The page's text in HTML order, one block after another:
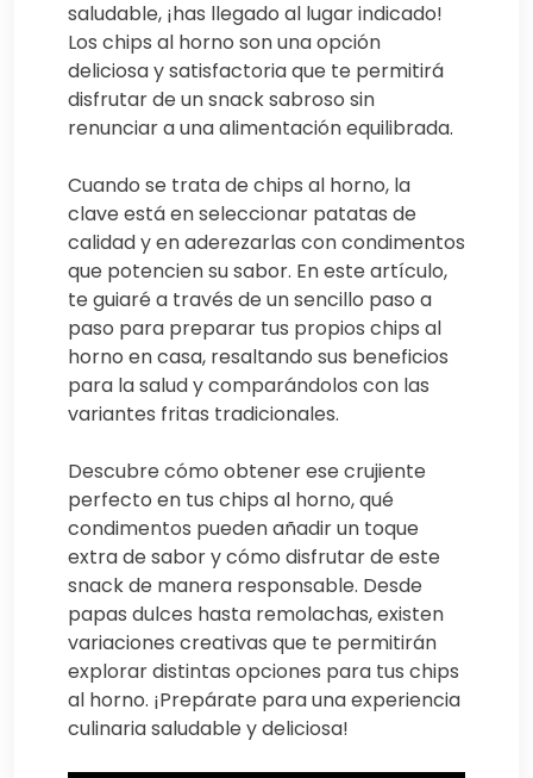
saludable, ¡has llegado al lugar indicado!
Los chips al horno son una opción
deliciosa y satisfactoria que te permitirá
disfrutar de un snack sabroso sin
renunciar a una alimentación equilibrada.
Cuando se trata de chips al horno, la
clave está en seleccionar patatas de
calidad y en aderezarlas con condimentos
que potencien su sabor. En este artículo,
te guiaré a través de un sencillo paso a
paso para preparar tus propios chips al
horno en casa, resaltando sus beneficios
para la salud y comparándolos con las
variantes fritas tradicionales.
Descubre cómo obtener ese crujiente
perfecto en tus chips al horno, qué
condimentos pueden añadir un toque
extra de sabor y cómo disfrutar de este
snack de manera responsable. Desde
papas dulces hasta remolachas, existen
variaciones creativas que te permitirán
explorar distintas opciones para tus chips
al horno. ¡Prepárate para una experiencia
culinaria saludable y deliciosa!